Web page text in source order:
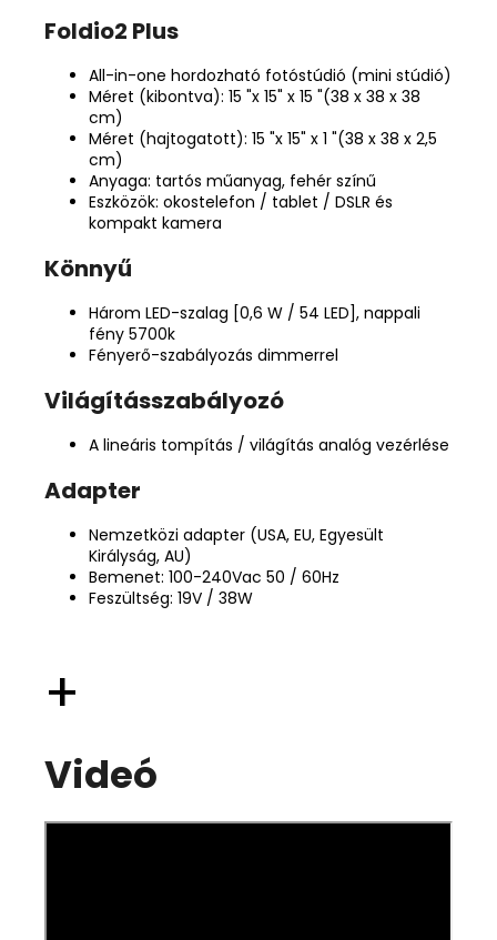
Foldio2 Plus
All-in-one hordozható fotóstúdió (mini stúdió)
Méret (kibontva): 15 "x 15" x 15 "(38 x 38 x 38
cm)
Méret (hajtogatott): 15 "x 15" x 1 "(38 x 38 x 2,5
cm)
Anyaga: tartós műanyag, fehér színű
Eszközök: okostelefon / tablet / DSLR és
kompakt kamera
Könnyű
Három LED-szalag [0,6 W / 54 LED], nappali
fény 5700k
Fényerő-szabályozás dimmerrel
Világításszabályozó
A lineáris tompítás / világítás analóg vezérlése
Adapter
Nemzetközi adapter (USA, EU, Egyesült
Királyság, AU)
Bemenet: 100-240Vac 50 / 60Hz
Feszültség: 19V / 38W
+
Videó